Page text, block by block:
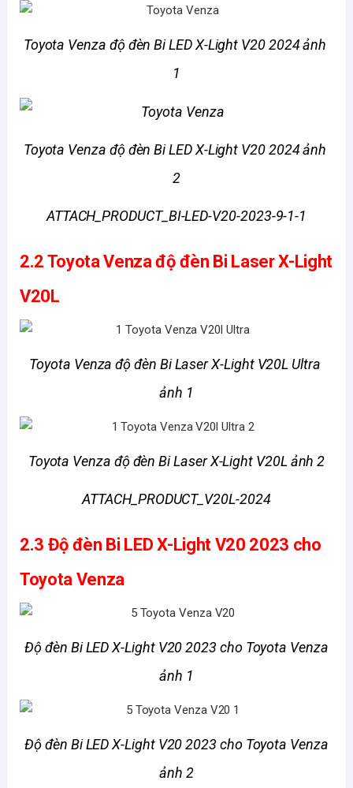
Toyota Venza độ đèn Bi LED X-Light V20 2024 ảnh
1
Toyota Venza độ đèn Bi LED X-Light V20 2024 ảnh
2
ATTACH_PRODUCT_BI-LED-V20-2023-9-1-1
2.2 Toyota Venza độ đèn Bi Laser X-Light
V20L
Toyota Venza độ đèn Bi Laser X-Light V20L Ultra
ảnh 1
Toyota Venza độ đèn Bi Laser X-Light V20L ảnh 2
ATTACH_PRODUCT_V20L-2024
2.3 Độ đèn Bi LED X-Light V20 2023 cho
Toyota Venza
Độ đèn Bi LED X-Light V20 2023 cho Toyota Venza
ảnh 1
Độ đèn Bi LED X-Light V20 2023 cho Toyota Venza
ảnh 2